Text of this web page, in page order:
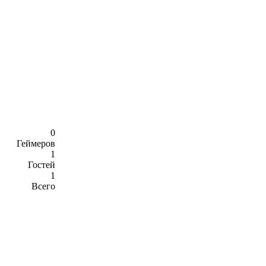
0
Геймеров
1
Гостей
1
Всего